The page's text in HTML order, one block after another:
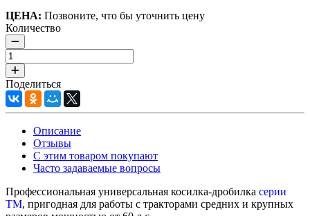
ЦЕНА: Позвоните, что бы уточнить цену
Количество
Поделиться
Описание
Отзывы
С этим товаром покупают
Часто задаваемые вопросы
Профессиональная универсальная косилка-дробилка серии
ТМ, пригодная для работы с тракторами средних и крупных